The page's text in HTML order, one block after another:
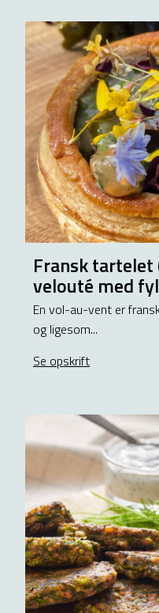
Fransk
velouté med
En vol-au-vent er
og ligesom...
Se opskrift